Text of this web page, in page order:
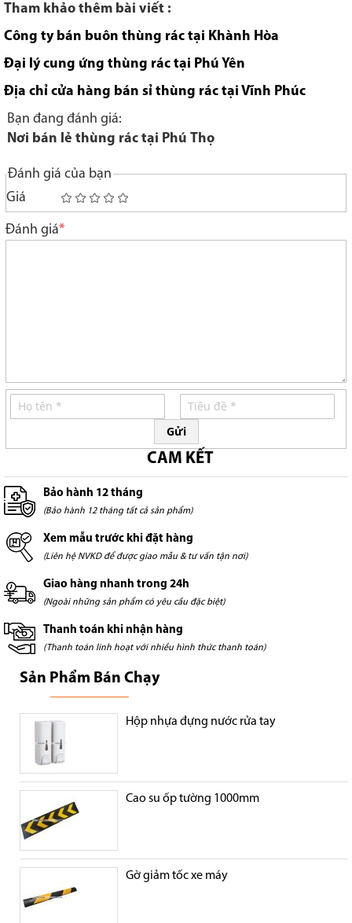
Tham khảo thêm bài viết :
Công ty bán buôn thùng rác tại Khành Hòa
Đại lý cung ứng thùng rác tại Phú Yên
Địa chỉ cửa hàng bán sỉ thùng rác tại Vĩnh Phúc
Bạn đang đánh giá:
Nơi bán lẻ thùng rác tại Phú Thọ
Đánh giá của bạn
Giá
1
star
2
stars
3
stars
4
stars
5
stars
Đánh giá
Gửi
CAM KẾT
Bảo hành 12 tháng
(Bảo hành 12 tháng tất cả sản phẩm)
Xem mẫu trước khi đặt hàng
(Liên hệ NVKD để được giao mẫu & tư vấn tận nơi)
Giao hàng nhanh trong 24h
(Ngoài những sản phẩm có yêu cầu đặc biệt)
Thanh toán khi nhận hàng
(Thanh toán linh hoạt với nhiều hình thức thanh toán)
Sản Phẩm Bán Chạy
Hộp nhựa đựng nước rửa tay
Cao su ốp tường 1000mm
Gờ giảm tốc xe máy